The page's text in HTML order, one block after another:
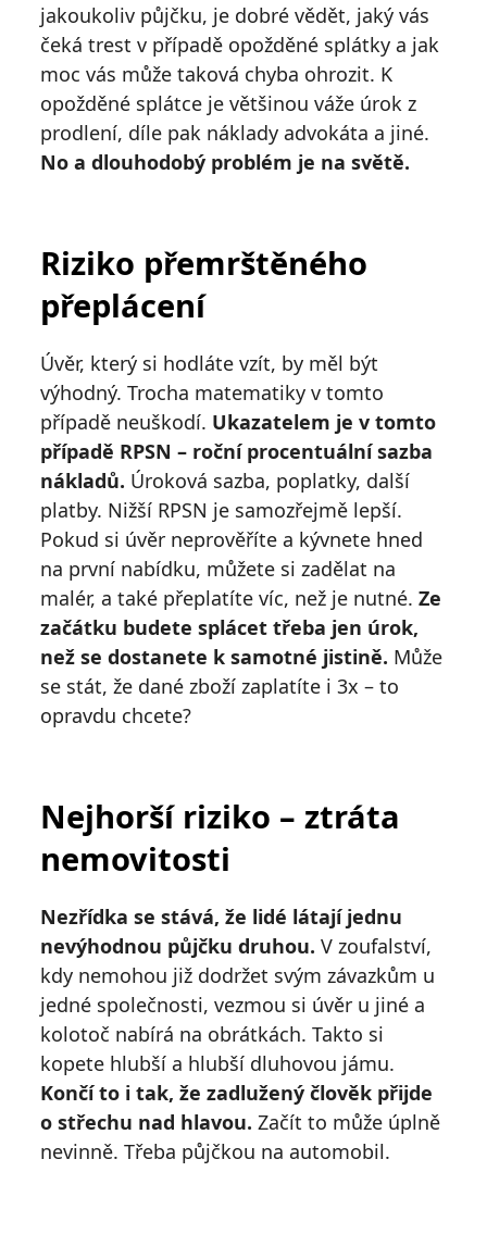
jakoukoliv půjčku, je dobré vědět, jaký vás
čeká trest v případě opožděné splátky a jak
moc vás může taková chyba ohrozit. K
opožděné splátce je většinou váže úrok z
prodlení, díle pak náklady advokáta a jiné.
No a dlouhodobý problém je na světě.
Riziko přemrštěného
přeplácení
Úvěr, který si hodláte vzít, by měl být
výhodný. Trocha matematiky v tomto
případě neuškodí. Ukazatelem je v tomto
případě RPSN – roční procentuální sazba
nákladů. Úroková sazba, poplatky, další
platby. Nižší RPSN je samozřejmě lepší.
Pokud si úvěr neprověříte a kývnete hned
na první nabídku, můžete si zadělat na
malér, a také přeplatíte víc, než je nutné.Ze
začátku budete splácet třeba jen úrok,
než se dostanete k samotné jistině. Může
se stát, že dané zboží zaplatíte i 3x – to
opravdu chcete?
Nejhorší riziko – ztráta
nemovitosti
Nezřídka se stává, že lidé látají jednu
nevýhodnou půjčku druhou. V zoufalství,
kdy nemohou již dodržet svým závazkům u
jedné společnosti, vezmou si úvěr u jiné a
kolotoč nabírá na obrátkách. Takto si
kopete hlubší a hlubší dluhovou jámu.
Končí to i tak, že zadlužený člověk přijde
o střechu nad hlavou. Začít to může úplně
nevinně. Třeba půjčkou na automobil.